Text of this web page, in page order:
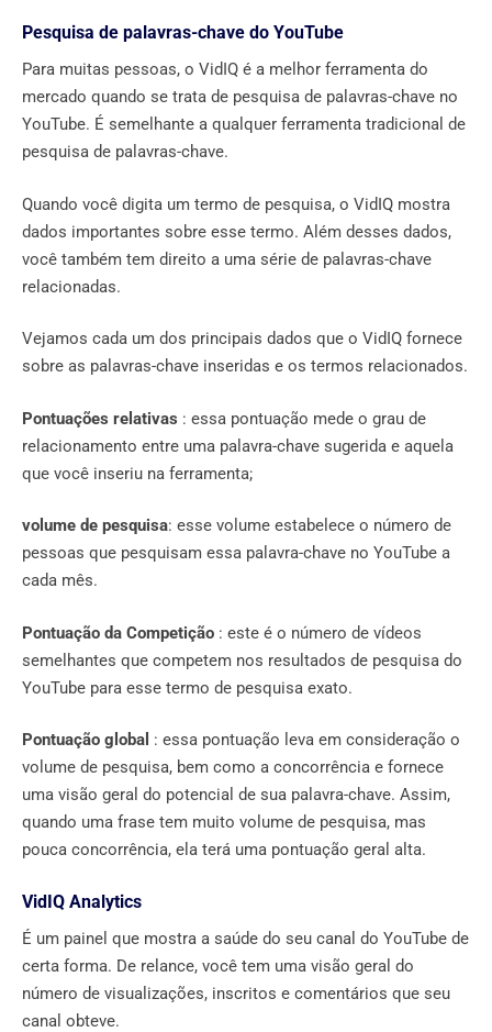
Pesquisa de palavras-chave do YouTube
Para muitas pessoas, o VidIQ é a melhor ferramenta do
mercado quando se trata de pesquisa de palavras-chave no
YouTube. É semelhante a qualquer ferramenta tradicional de
pesquisa de palavras-chave.
Quando você digita um termo de pesquisa, o VidIQ mostra
dados importantes sobre esse termo. Além desses dados,
você também tem direito a uma série de palavras-chave
relacionadas.
Vejamos cada um dos principais dados que o VidIQ fornece
sobre as palavras-chave inseridas e os termos relacionados.
Pontuações relativas : essa pontuação mede o grau de
relacionamento entre uma palavra-chave sugerida e aquela
que você inseriu na ferramenta;
volume de pesquisa: esse volume estabelece o número de
pessoas que pesquisam essa palavra-chave no YouTube a
cada mês.
Pontuação da Competição : este é o número de vídeos
semelhantes que competem nos resultados de pesquisa do
YouTube para esse termo de pesquisa exato.
Pontuação global : essa pontuação leva em consideração o
volume de pesquisa, bem como a concorrência e fornece
uma visão geral do potencial de sua palavra-chave. Assim,
quando uma frase tem muito volume de pesquisa, mas
pouca concorrência, ela terá uma pontuação geral alta.
VidIQ Analytics
É um painel que mostra a saúde do seu canal do YouTube de
certa forma. De relance, você tem uma visão geral do
número de visualizações, inscritos e comentários que seu
canal obteve.